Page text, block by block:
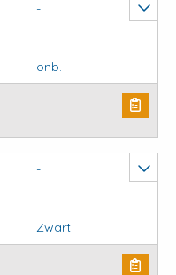
-
onb.
C aantal
-
Zwart
C aantal